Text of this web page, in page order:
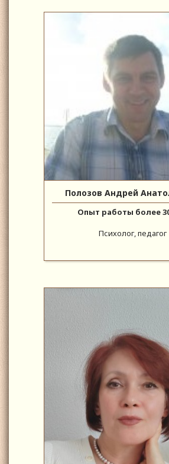
Полозов Андрей
Опыт работы более
Психолог, педагог